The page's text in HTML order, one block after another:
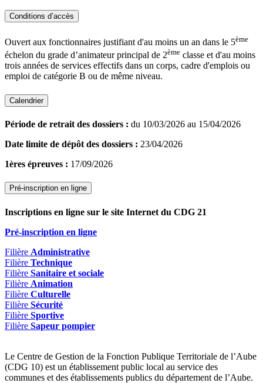
Conditions d’accès
Ouvert aux fonctionnaires justifiant d'au moins un an dans le 5ème
échelon du grade d’animateur principal de 2ème classe et d'au moins
trois années de services effectifs dans un corps, cadre d'emplois ou
emploi de catégorie B ou de même niveau.
Calendrier
Période de retrait des dossiers : du 10/03/2026 au 15/04/2026
Date limite de dépôt des dossiers : 23/04/2026
1ères épreuves : 17/09/2026
Pré-inscription en ligne
Inscriptions en ligne sur le site Internet du CDG 21
Pré-inscription en ligne
Filière Administrative
Filière Technique
Filière Sanitaire et sociale
Filière Animation
Filière Culturelle
Filière Sécurité
Filière Sportive
Filière Sapeur pompier
Le Centre de Gestion de la Fonction Publique Territoriale de l’Aube
(CDG 10) est un établissement public local au service des
communes et des établissements publics du département de l’Aube.